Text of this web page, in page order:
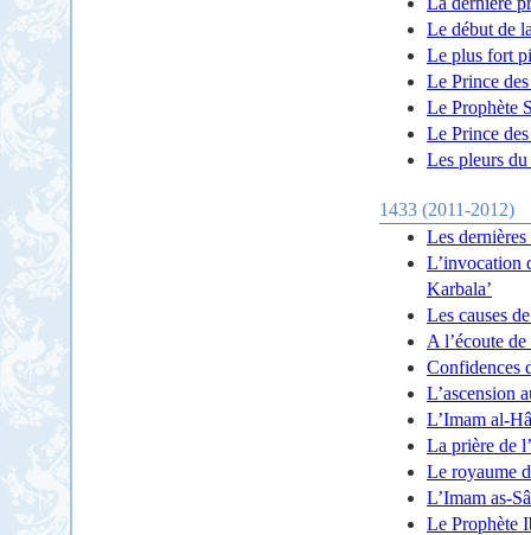
Le début de
Le plus fort
Le Prince
Le Prophète
Le Prince
Les pleurs
1433 (2011-2012)
Les
L’invocation
Karbala’
Les causes
A l’écoute
Confidences
L’ascension
L’Imam al-
La prière de
Le royaume
L’Imam as-
Le Prophète